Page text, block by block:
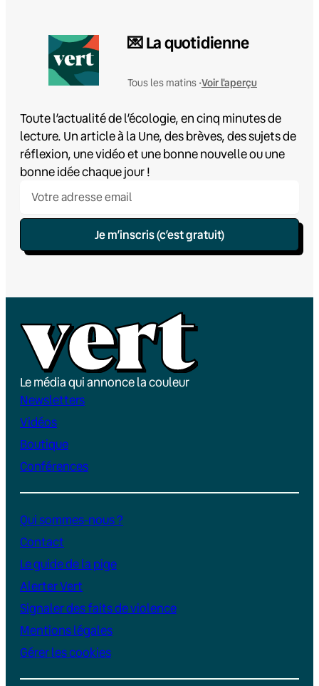
💌 La quotidienne
Tous les matins •Voir l'aperçu
Toute l’actualité de l’écologie, en cinq minutes de
lecture. Un article à la Une, des brèves, des sujets de
réflexion, une vidéo et une bonne nouvelle ou une
bonne idée chaque jour !
Je m’inscris (c’est gratuit)
Le média qui annonce la couleur
Newsletters
Vidéos
Boutique
Conférences
Qui sommes-nous ?
Contact
Le guide de la pige
Alerter Vert
Signaler des faits de violence
Mentions légales
Gérer les cookies